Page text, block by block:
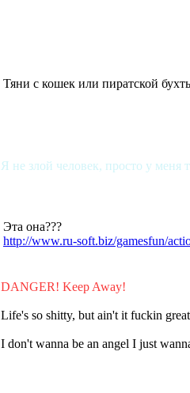
Тяни с кошек или пиратской
Я не злой человек, просто у меня
Эта она???
http://www.ru-soft.biz/gamesfun/
DANGER! Keep Away!
Life's so shitty, but ain't it fuckin
I don't wanna be an angel I just